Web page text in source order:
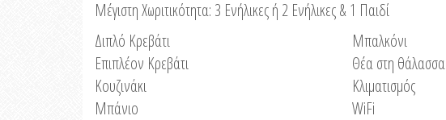
Μέγιστη Χωριτικότητα: 3 Ενήλικες ή 2 Ενήλικες & 1 Παιδί
Διπλό Κρεβάτι
Επιπλέον Κρεβάτι
Κουζινάκι
Μπάνιο
Μπαλκόνι
Θέα στη θάλασσα
Κλιματισμός
WiFi